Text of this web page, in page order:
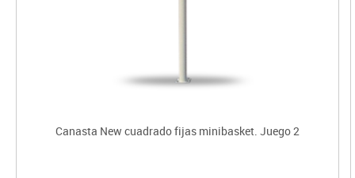
Canasta New cuadrado fijas minibasket. Juego 2